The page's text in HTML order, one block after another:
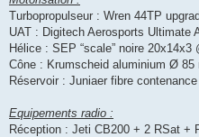
Turbopropulseur : Wren 44TP
UAT : Digitech Aerosports Ultimate
Hélice : SEP “scale” noire 20x14x3
Cône : Krumscheid aluminium Ø 85
Réservoir : Juniaer fibre
Equipements radio :
Réception : Jeti CB200 + 2 RSat +